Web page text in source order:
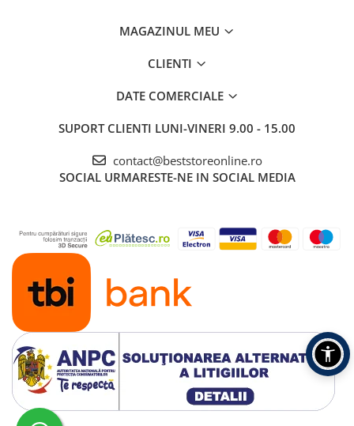
MAGAZINUL MEU
CLIENTI
DATE COMERCIALE
SUPORT CLIENTI LUNI-VINERI 9.00 - 15.00
contact@beststoreonline.ro
SOCIAL URMARESTE-NE IN SOCIAL MEDIA